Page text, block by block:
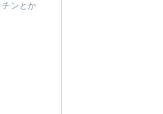
ンとか